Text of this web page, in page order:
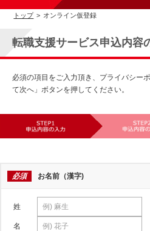
トップ > オンライン仮登録
転職支援サービス申込内容
必須の項目をご入力頂き、プライバシー
て次へ」ボタンを押してください。
必須 お名前（漢字)
姓
名